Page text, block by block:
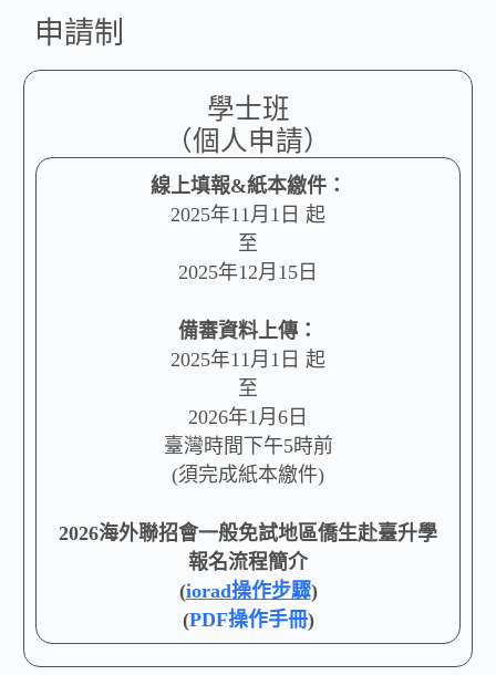
申請制
學士班
（個人申請）
線上填報&紙本繳件：
2025年11月1日 起
至
2025年12月15日
備審資料上傳：
2025年11月1日 起
至
2026年1月6日
臺灣時間下午5時前
(須完成紙本繳件)
2026海外聯招會一般免試地區僑生赴臺升學
報名流程簡介
(iorad操作步驟)
(PDF操作手冊)